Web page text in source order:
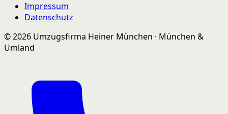
Impressum
Datenschutz
© 2026 Umzugsfirma Heiner München · München &
Umland